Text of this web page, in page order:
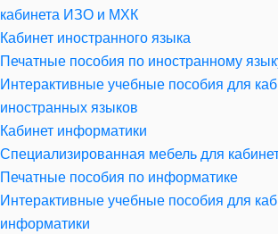
кабинета ИЗО и МХК
Кабинет иностранного языка
Печатные пособия по иностранному
Интерактивные учебные пособия для
иностранных языков
Кабинет информатики
Специализированная мебель для
Печатные пособия по информатике
Интерактивные учебные пособия для
информатики